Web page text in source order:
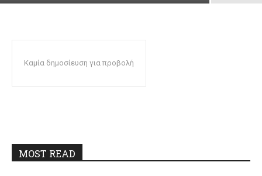
Καμία δημοσίευση για προβολή
MOST READ